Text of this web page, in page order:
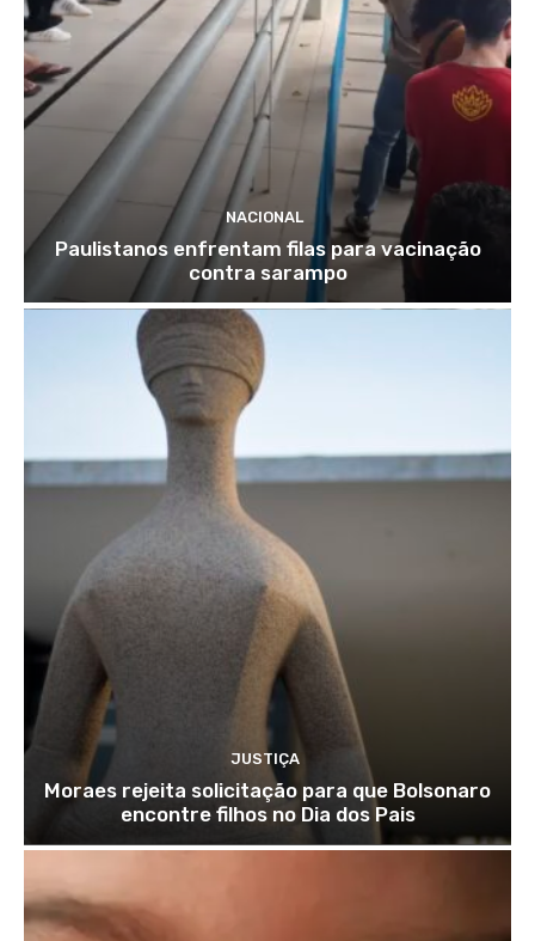
NACIONAL
Paulistanos enfrentam filas para vacinação
contra sarampo
JUSTIÇA
Moraes rejeita solicitação para que Bolsonaro
encontre filhos no Dia dos Pais